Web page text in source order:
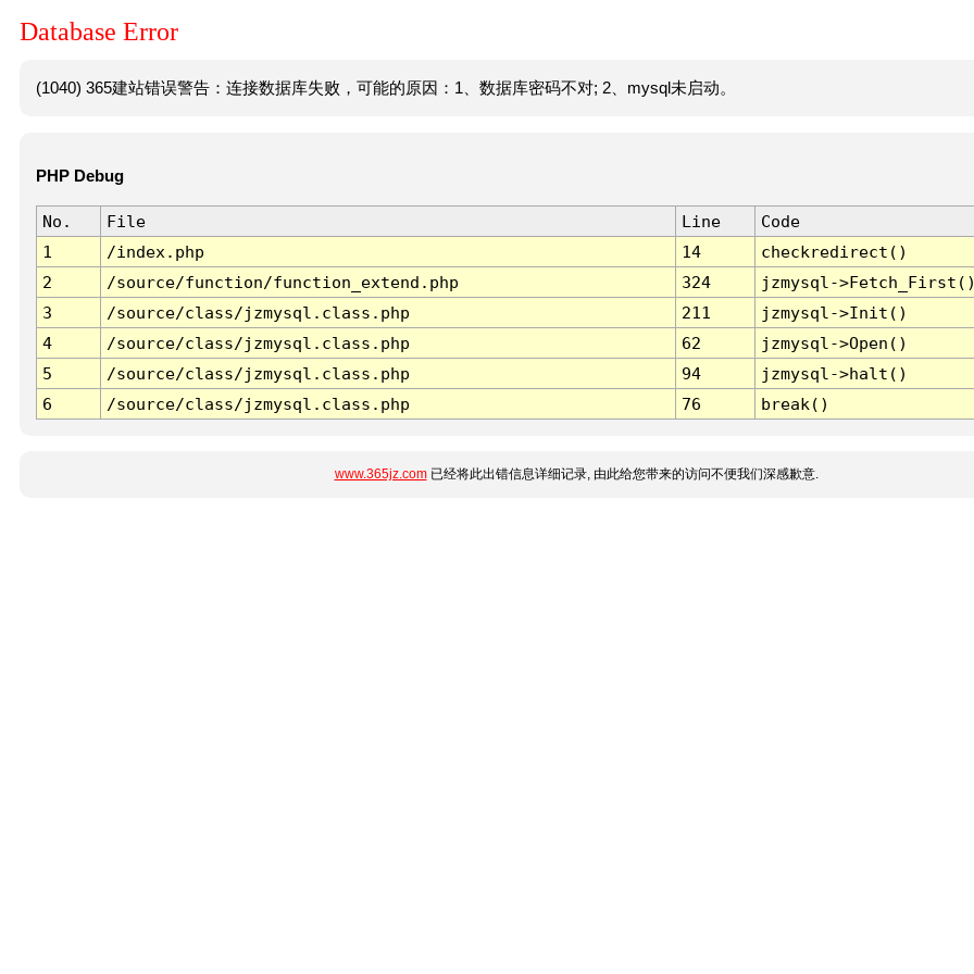
Database Error
(1040) 365建站错误警告：连接数据库失败，可能的原因：1、数据库密码不对; 2、mysql未启动。
PHP Debug
No. File Line
Code
1
/index.php 14
checkredirect()
2
/source/function/function_extend.php 324
jzmysql-
3
/source/class/jzmysql.class.php 211
jzmysql->Init()
4
/source/class/jzmysql.class.php 62
jzmysql->Open()
5
/source/class/jzmysql.class.php 94
jzmysql->halt()
6
/source/class/jzmysql.class.php 76 break()
www.365jz.com已经将此出错信息详细记录, 由此给您带来的访问不便我们深感歉意.